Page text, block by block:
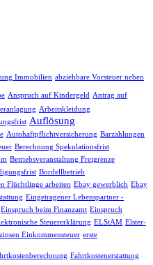
Immobilien abziehbare Vorsteuer neben
Anspruch auf Kindergeld
Antrag auf
Arbeitskleidung
Auflösung
Autohaftpflichtversicherung Barzahlungen
Berechnung Spekulationsfrist
Betriebsveranstaltung Freigrenze
Bordellbetrieb
Flüchtlinge arbeiten Ebay gewerblich Ebay
Eingetragener Lebenspartner -
Einspruch beim Finanzamt Einspruch
Steuererklärung ELStAM Elster-
Einkommensteuer erste
Fahrtkostenerstattung